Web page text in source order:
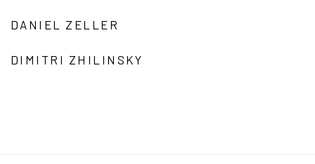
DANIEL ZELLER
DIMITRI ZHILINSKY